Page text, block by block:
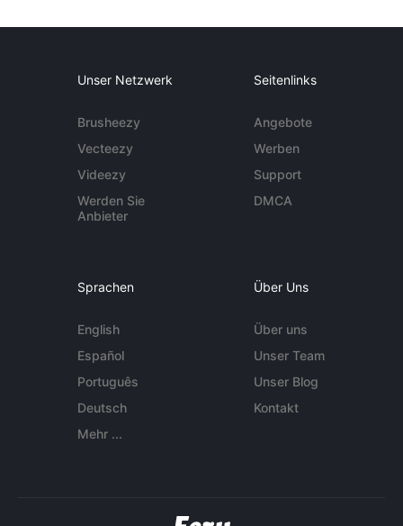
Unser Netzwerk
Brusheezy
Vecteezy
Videezy
Werden Sie
Anbieter
Seitenlinks
Angebote
Werben
Support
DMCA
Sprachen
English
Español
Português
Deutsch
Mehr ...
Über Uns
Über uns
Unser Team
Unser Blog
Kontakt